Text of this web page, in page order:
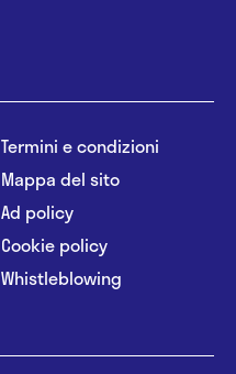
Termini e condizioni
Mappa del sito
Ad policy
Cookie policy
Whistleblowing